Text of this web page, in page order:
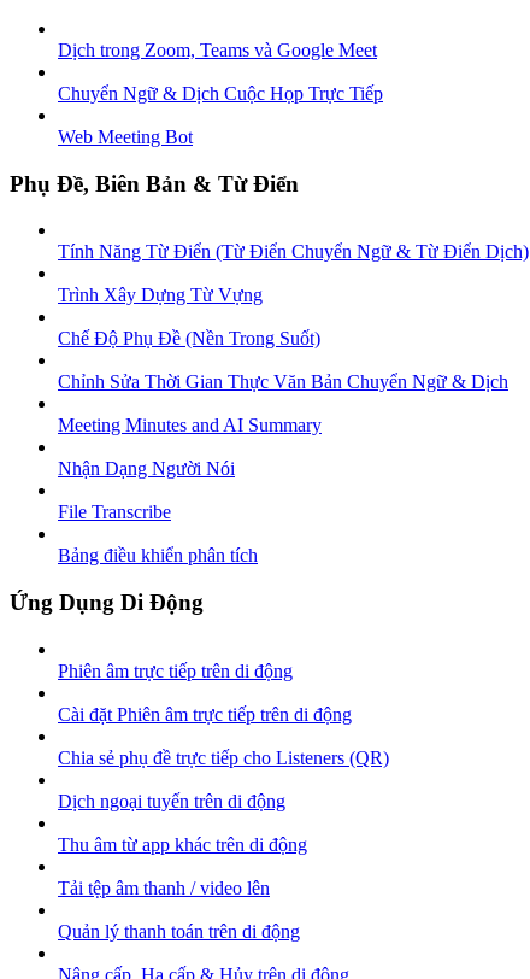
Dịch trong Zoom, Teams và Google Meet
Chuyển Ngữ & Dịch Cuộc Họp Trực Tiếp
Web Meeting Bot
Phụ Đề, Biên Bản & Từ Điển
Tính Năng Từ Điển (Từ Điển Chuyển Ngữ & Từ Điển Dịch)
Trình Xây Dựng Từ Vựng
Chế Độ Phụ Đề (Nền Trong Suốt)
Chỉnh Sửa Thời Gian Thực Văn Bản Chuyển Ngữ & Dịch
Meeting Minutes and AI Summary
Nhận Dạng Người Nói
File Transcribe
Bảng điều khiển phân tích
Ứng Dụng Di Động
Phiên âm trực tiếp trên di động
Cài đặt Phiên âm trực tiếp trên di động
Chia sẻ phụ đề trực tiếp cho Listeners (QR)
Dịch ngoại tuyến trên di động
Thu âm từ app khác trên di động
Tải tệp âm thanh / video lên
Quản lý thanh toán trên di động
Nâng cấp, Hạ cấp & Hủy trên di động